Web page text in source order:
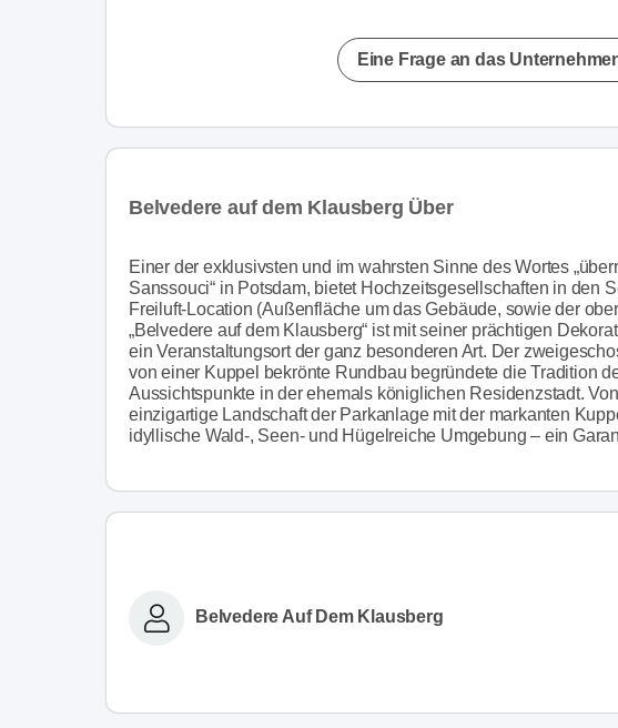
Eine Frage an das
Belvedere auf dem Klausberg Über
Einer der exklusivsten und im wahrsten Sinne des Wortes
Sanssouci“ in Potsdam, bietet Hochzeitsgesellschaften in den
Freiluft-Location (Außenfläche um das Gebäude, sowie der
„Belvedere auf dem Klausberg“ ist mit seiner prächtigen
ein Veranstaltungsort der ganz besonderen Art. Der
von einer Kuppel bekrönte Rundbau begründete die Tradition
Aussichtspunkte in der ehemals königlichen Residenzstadt.
einzigartige Landschaft der Parkanlage mit der markanten
idyllische Wald-, Seen- und Hügelreiche Umgebung – ein
Belvedere Auf Dem Klausberg